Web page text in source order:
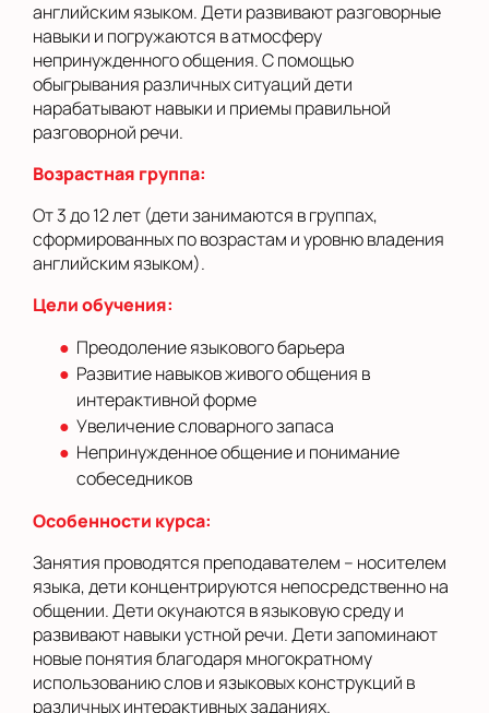
английским языком. Дети развивают разговорные
навыки и погружаются в атмосферу
непринужденного общения. С помощью
обыгрывания различных ситуаций дети
нарабатывают навыки и приемы правильной
разговорной речи.
Возрастная группа:
От 3 до 12 лет (дети занимаются в группах,
сформированных по возрастам и уровню владения
английским языком).
Цели обучения:
Преодоление языкового барьера
Развитие навыков живого общения в
интерактивной форме
Увеличение словарного запаса
Непринужденное общение и понимание
собеседников
Особенности курса:
Занятия проводятся преподавателем – носителем
языка, дети концентрируются непосредственно на
общении. Дети окунаются в языковую среду и
развивают навыки устной речи. Дети запоминают
новые понятия благодаря многократному
использованию слов и языковых конструкций в
различных интерактивных заданиях.